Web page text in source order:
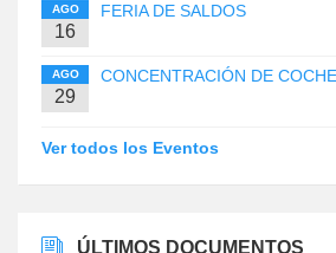
AGO
16
FERIA DE SALDOS
AGO
29
CONCENTRACIÓN DE
Ver todos los Eventos
ÚLTIMOS DOCUMENTOS